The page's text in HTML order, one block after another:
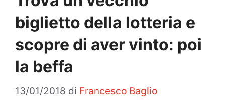
biglietto della lotteria e
scopre di aver vinto: poi
la beffa
13/01/2018 di Francesco Baglio